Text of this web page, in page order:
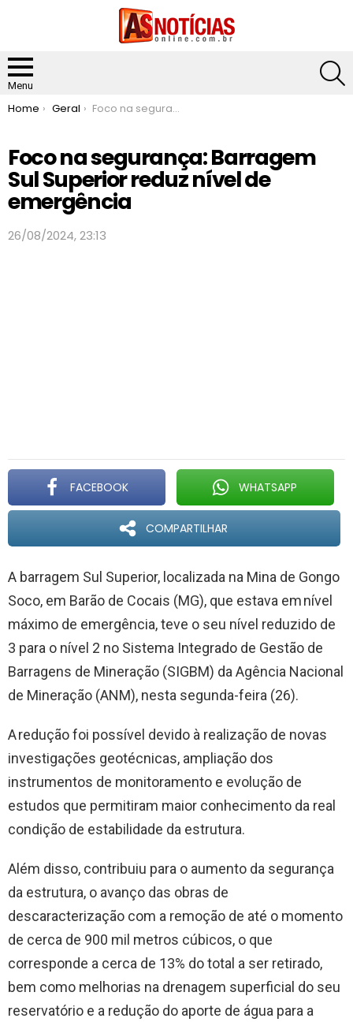
Menu
You are here:
Home Geral Foco na segurança: Barragem Sul Superior reduz nível de emergência
Foco na segurança: Barragem
Sul Superior reduz nível de
emergência
26/08/2024, 23:13
FACEBOOK WHATSAPP
COMPARTILHAR
A barragem Sul Superior, localizada na Mina de Gongo
Soco, em Barão de Cocais (MG), que estava em nível
máximo de emergência, teve o seu nível reduzido de
3 para o nível 2 no Sistema Integrado de Gestão de
Barragens de Mineração (SIGBM) da Agência Nacional
de Mineração (ANM), nesta segunda-feira (26).
A redução foi possível devido à realização de novas
investigações geotécnicas, ampliação dos
instrumentos de monitoramento e evolução de
estudos que permitiram maior conhecimento da real
condição de estabilidade da estrutura.
Além disso, contribuiu para o aumento da segurança
da estrutura, o avanço das obras de
descaracterização com a remoção de até o momento
de cerca de 900 mil metros cúbicos, o que
corresponde a cerca de 13% do total a ser retirado,
bem como melhorias na drenagem superficial do seu
reservatório e a redução do aporte de água para a